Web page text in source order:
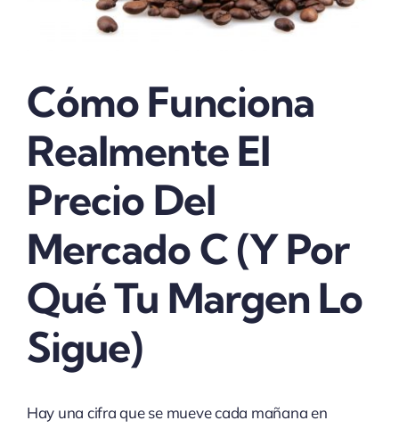
Cómo Funciona
Realmente El
Precio Del
Mercado C (y Por
Qué Tu Margen Lo
Sigue)
Hay una cifra que se mueve cada mañana en